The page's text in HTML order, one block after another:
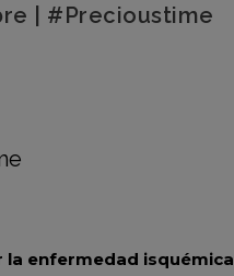
| #Precioustime
la enfermedad isquémica